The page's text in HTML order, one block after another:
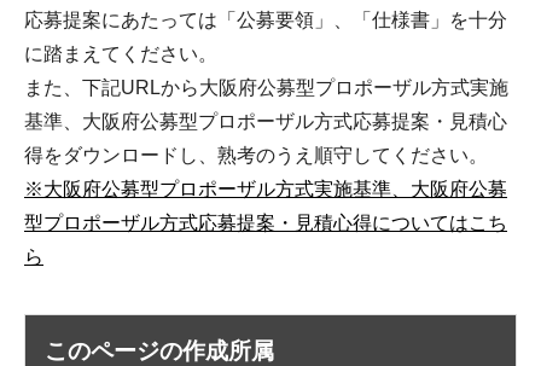
応募提案にあたっては「公募要領」、「仕様書」を十分
に踏まえてください。
また、下記URLから大阪府公募型プロポーザル方式実施
基準、大阪府公募型プロポーザル方式応募提案・見積心
得をダウンロードし、熟考のうえ順守してください。
※大阪府公募型プロポーザル方式実施基準、大阪府公募
型プロポーザル方式応募提案・見積心得についてはこち
ら
このページの作成所属